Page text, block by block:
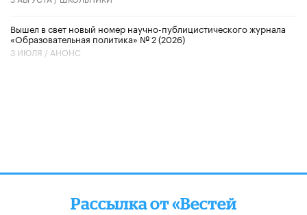
Вышел в свет новый номер научно-публицистического журнала
«Образовательная политика» № 2 (2026)
3 ИЮЛЯ / АНОНС
Рассылка от «Вестей